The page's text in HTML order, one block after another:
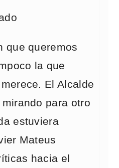
que queremos
la que
El Alcalde
para otro
estuviera
Mateus
hacia el